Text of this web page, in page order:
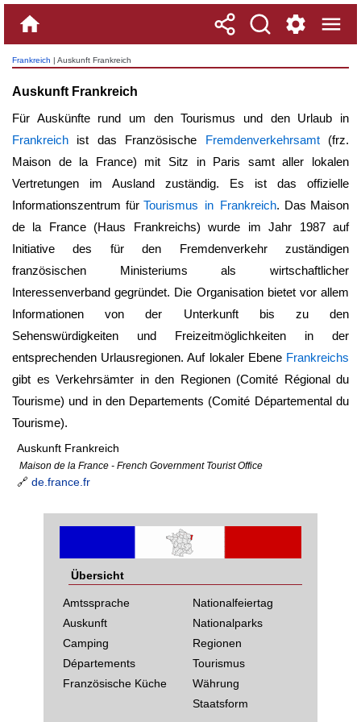
Frankreich | Auskunft Frankreich
Auskunft Frankreich
Für Auskünfte rund um den Tourismus und den Urlaub in
Frankreich ist das Französische Fremdenverkehrsamt(frz.
Maison de la France) mit Sitz in Paris samt aller lokalen
Vertretungen im Ausland zuständig. Es ist das offizielle
Informationszentrum für Tourismus in Frankreich. Das Maison
de la France (Haus Frankreichs) wurde im Jahr 1987 auf
Initiative des für den Fremdenverkehr zuständigen
französischen Ministeriums als wirtschaftlicher
Interessenverband gegründet. Die Organisation bietet vor allem
Informationen von der Unterkunft bis zu den
Sehenswürdigkeiten und Freizeitmöglichkeiten in der
entsprechenden Urlausregionen. Auf lokaler Ebene Frankreichs
gibt es Verkehrsämter in den Regionen (Comité Régional du
Tourisme) und in den Departements (Comité Départemental du
Tourisme).
Auskunft Frankreich
Maison de la France - French Government Tourist Office
🔗 de.france.fr
Übersicht
Amtssprache
Auskunft
Camping
Départements
Französische Küche
Nationalfeiertag
Nationalparks
Regionen
Tourismus
Währung
Staatsform